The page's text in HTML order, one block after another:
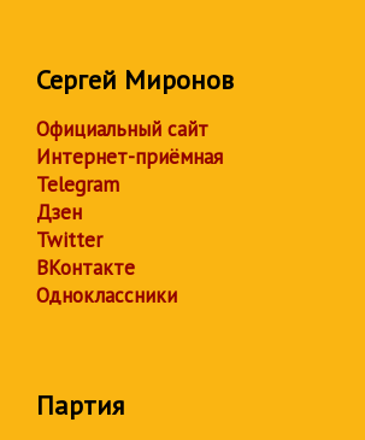
Сергей Миронов
Официальный сайт
Интернет-приёмная
Telegram
Дзен
Twitter
ВКонтакте
Одноклассники
Партия